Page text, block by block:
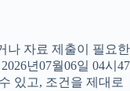
나 자료 제출이 필요한
년07월06일 04시47
있고, 조건을 제대로